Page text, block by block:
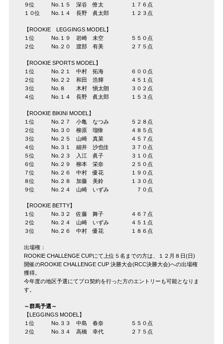
９位 No.１５ 深谷 僚太 １７６点
１０位 No.１４ 長野 眞太郎 １２３点
【ROOKIE LEGGINGS MODEL】
１位 No.１９ 岩崎 未空 ５５０点
２位 No.２０ 渡部 有美 ２７５点
【ROOKIE SPORTS MODEL】
１位 No.２１ 中村 拓海 ６００点
２位 No.２２ 和田 浩輝 ４５１点
３位 No.８ 木村 愼太朗 ３０２点
４位 No.１４ 長野 眞太郎 １５３点
【ROOKIE BIKINI MODEL】
１位 No.２７ 小亀 なつみ ５２８点
２位 No.３０ 柳原 瑠偉 ４８５点
３位 No.２５ 山崎 真菜 ４５７点
４位 No.３１ 細井 沙也佳 ３７０点
５位 No.２３ 入江 眞子 ３１０点
６位 No.２９ 柳本 栄奈 ２５０点
７位 No.２６ 中村 優花 １９０点
８位 No.２８ 加藤 美鈴 １３０点
９位 No.２４ 山崎 いずみ ７０点
【ROOKIE BETTY】
１位 No.３２ 佐藤 舞子 ４６７点
２位 No.２４ 山崎 いずみ ４５１点
３位 No.２６ 中村 優花 １８６点
出場権：
ROOKIE CHALLENGE CUPにて上位５名までの方は、１２月８日(日)
開催のROOKIE CHALLENGE CUP 決勝大会(RCC決勝大会)への出場権
獲得。
今年度の地区予選にてプロ契約を行った方のエントリーも可能となりま
す。
～群馬予選～
【LEGGINGS MODEL】
１位 No.３３ 中島 春奈 ５５０点
２位 No.３４ 高橋 幸代 ２７５点